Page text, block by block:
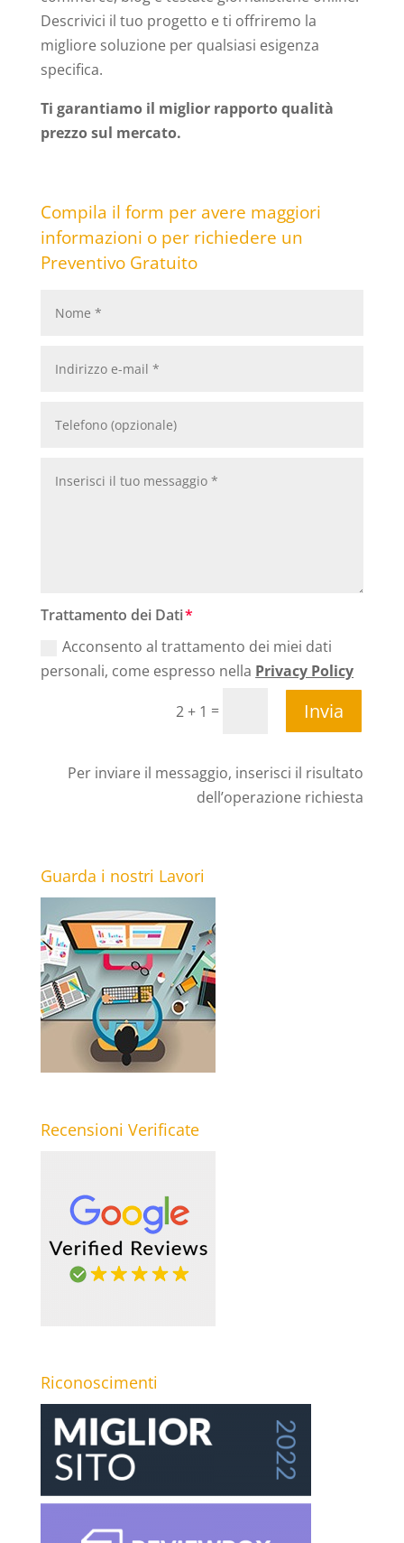
Descrivici il tuo progetto e ti offriremo la
migliore soluzione per qualsiasi esigenza
specifica.
Ti garantiamo il miglior rapporto qualità
prezzo sul mercato.
Compila il form per avere maggiori
informazioni o per richiedere un
Preventivo Gratuito
Trattamento dei Dati
Acconsento al trattamento dei miei dati
personali, come espresso nella Privacy Policy
2 + 1 = Invia
Per inviare il messaggio, inserisci il risultato
dell’operazione richiesta
Guarda i nostri Lavori
Recensioni Verificate
Riconoscimenti